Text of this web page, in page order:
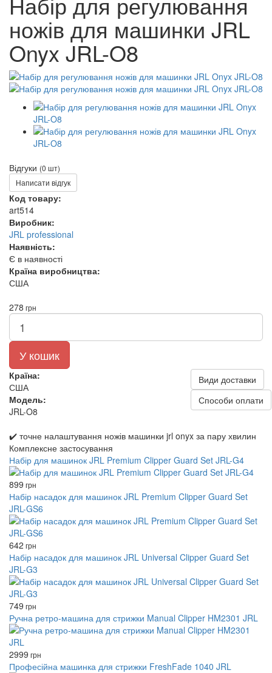
ножів для машинки JRL
Onyx JRL-O8
Відгуки (0 шт)
Написати відгук
Код товару:
art514
Виробник:
JRL professional
Наявність:
Є в наявності
Країна виробництва:
США
278 грн
У кошик
Країна:
США
Модель:
JRL-O8
Види доставки
Способи оплати
✔️ точне налаштування ножів машинки jrl onyx за пару хвилин
Комплексне застосування
Набір для машинок JRL Premium Clipper Guard Set JRL-G4
899 грн
Набір насадок для машинок JRL Premium Clipper Guard Set
JRL-GS6
642 грн
Набір насадок для машинок JRL Universal Clipper Guard Set
JRL-G3
749 грн
Ручна ретро-машина для стрижки Manual Clipper HM2301 JRL
2999 грн
Професійна машинка для стрижки FreshFade 1040 JRL